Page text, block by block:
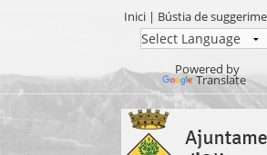
Inici | Bústia de
Powered by
Translate
contingut.